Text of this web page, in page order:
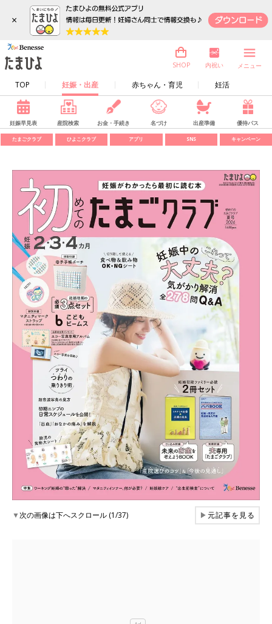
×
TOP 妊娠・出産 赤ちゃん・育児 妊活
SHOP 内祝い メニュー
妊娠早見表 産院検索 お金・手続き 名づけ 出産準備 優待パス
たまごクラブ ひよこクラブ アプリ SNS キャンペーン
▼次の画像は下へスクロール (1/37) ▶元記事を見る